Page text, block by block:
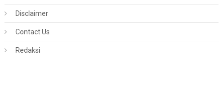
Disclaimer
Contact Us
Redaksi